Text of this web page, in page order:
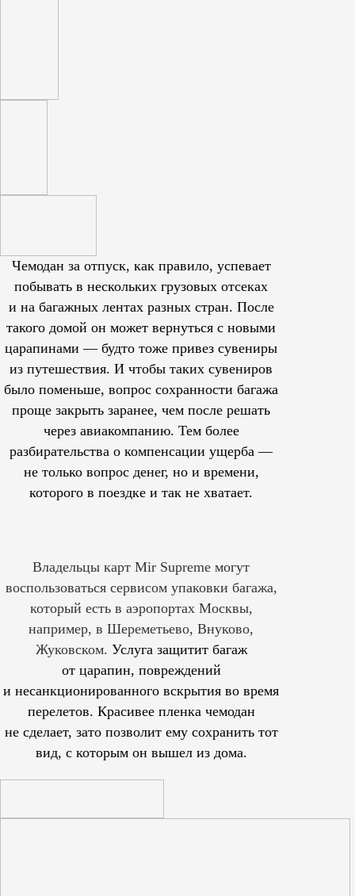
Чемодан за отпуск, как правило, успевает
побывать в нескольких грузовых отсеках
и на багажных лентах разных стран. После
такого домой он может вернуться с новыми
царапинами — будто тоже привез сувениры
из путешествия. И чтобы таких сувениров
было поменьше, вопрос сохранности багажа
проще закрыть заранее, чем после решать
через авиакомпанию. Тем более
разбирательства о компенсации ущерба —
не только вопрос денег, но и времени,
которого в поездке и так не хватает.
Владельцы карт Mir Supreme могут
воспользоваться сервисом упаковки багажа,
который есть в аэропортах Москвы,
например, в Шереметьево, Внуково,
Жуковском. Услуга защитит багаж
от царапин, повреждений
и несанкционированного вскрытия во время
перелетов. Красивее пленка чемодан
не сделает, зато позволит ему сохранить тот
вид, с которым он вышел из дома.